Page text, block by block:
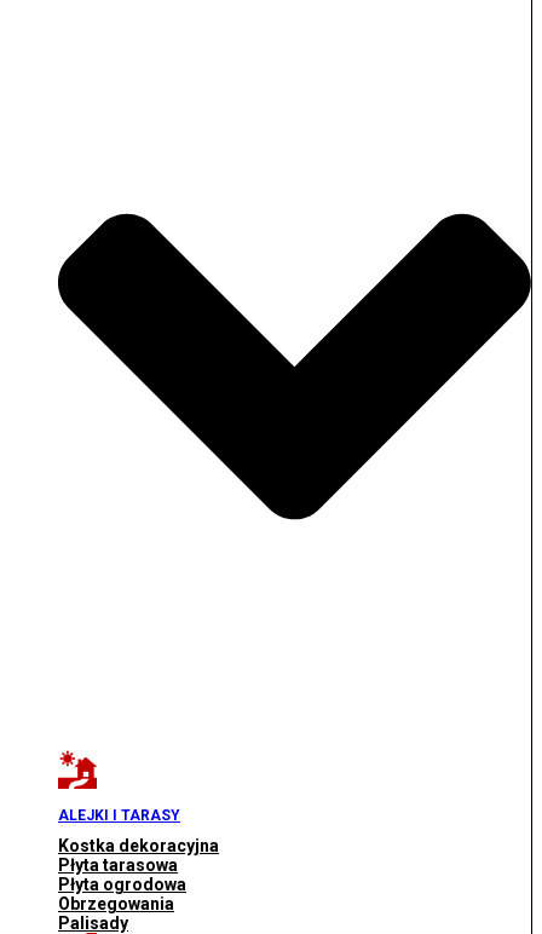
ALEJKI I TARASY
Kostka dekoracyjna
Płyta tarasowa
Płyta ogrodowa
Obrzegowania
Palisady